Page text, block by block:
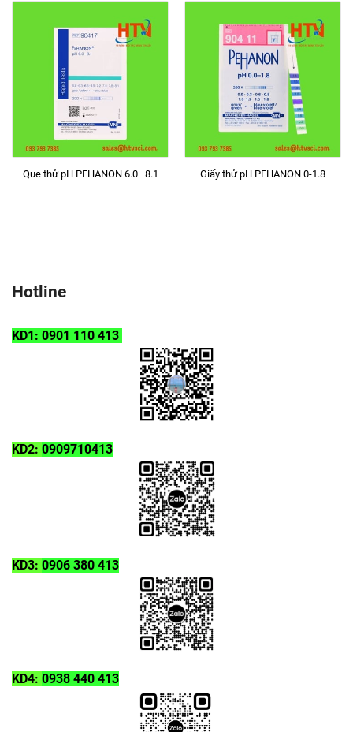
Que thử pH PEHANON 6.0–8.1 Giấy thử pH PEHANON 0-1.8
Hotline
KD1: 0901 110 413
KD2: 0909710413
KD3: 0906 380 413
KD4: 0938 440 413